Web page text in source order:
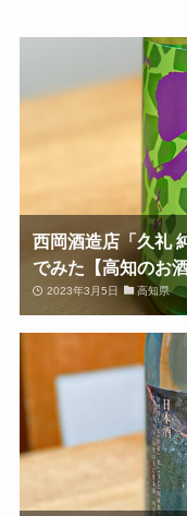
西岡酒造店「久礼
でみた【高知のお
2023年3月5日 高知県